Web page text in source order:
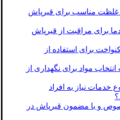
غلظت مناسب برای قیرپاش
دما برای مراقبت از قیرپاش
یکنواخت برای استفاده از
انتخاب مواد برای نگهداری از
خدمات نیاز به افراد
و با مضمون قیرپاش در